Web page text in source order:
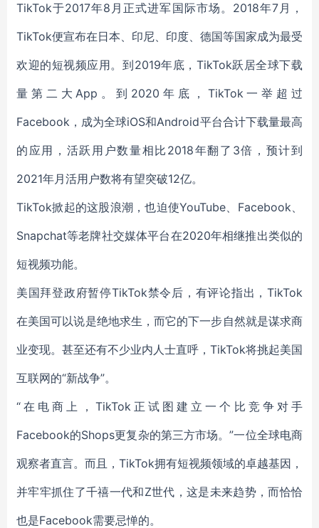
TikTok于2017年8月正式进军国际市场。2018年7月，
TikTok便宣布在日本、印尼、印度、德国等国家成为最受
欢迎的短视频应用。到2019年底，TikTok跃居全球下载
量第二大App。到2020年底，TikTok一举超过
Facebook，成为全球iOS和Android平台合计下载量最高
的应用，活跃用户数量相比2018年翻了3倍，预计到
2021年月活用户数将有望突破12亿。
TikTok掀起的这股浪潮，也迫使YouTube、Facebook、
Snapchat等老牌社交媒体平台在2020年相继推出类似的
短视频功能。
美国拜登政府暂停TikTok禁令后，有评论指出，TikTok
在美国可以说是绝地求生，而它的下一步自然就是谋求商
业变现。甚至还有不少业内人士直呼，TikTok将挑起美国
互联网的“新战争”。
“在电商上，TikTok正试图建立一个比竞争对手
Facebook的Shops更复杂的第三方市场。”一位全球电商
观察者直言。而且，TikTok拥有短视频领域的卓越基因，
并牢牢抓住了千禧一代和Z世代，这是未来趋势，而恰恰
也是Facebook需要忌惮的。